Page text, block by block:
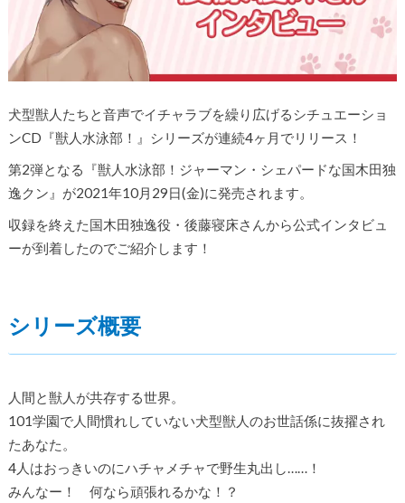
犬型獣人たちと音声でイチャラブを繰り広げるシチュエーショ
ンCD『獣人水泳部！』シリーズが連続4ヶ月でリリース！
第2弾となる『獣人水泳部！ジャーマン・シェパードな国木田独
逸クン』が2021年10月29日(金)に発売されます。
収録を終えた国木田独逸役・後藤寝床さんから公式インタビュ
ーが到着したのでご紹介します！
シリーズ概要
人間と獣人が共存する世界。
101学園で人間慣れしていない犬型獣人のお世話係に抜擢され
たあなた。
4人はおっきいのにハチャメチャで野生丸出し……！
みんなー！ 何なら頑張れるかな！？